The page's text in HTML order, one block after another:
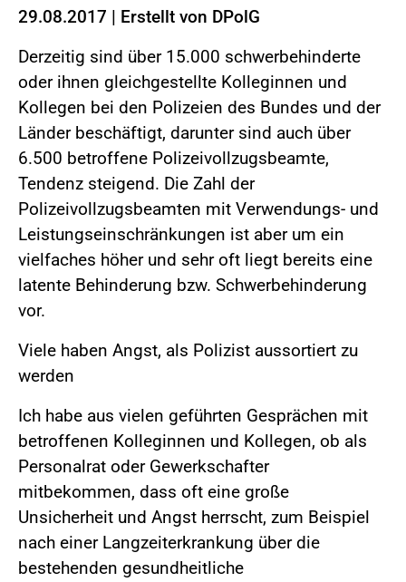
29.08.2017 | Erstellt von DPolG
Derzeitig sind über 15.000 schwerbehinderte
oder ihnen gleichgestellte Kolleginnen und
Kollegen bei den Polizeien des Bundes und der
Länder beschäftigt, darunter sind auch über
6.500 betroffene Polizeivollzugsbeamte,
Tendenz steigend. Die Zahl der
Polizeivollzugsbeamten mit Verwendungs- und
Leistungseinschränkungen ist aber um ein
vielfaches höher und sehr oft liegt bereits eine
latente Behinderung bzw. Schwerbehinderung
vor.
Viele haben Angst, als Polizist aussortiert zu
werden
Ich habe aus vielen geführten Gesprächen mit
betroffenen Kolleginnen und Kollegen, ob als
Personalrat oder Gewerkschafter
mitbekommen, dass oft eine große
Unsicherheit und Angst herrscht, zum Beispiel
nach einer Langzeiterkrankung über die
bestehenden gesundheitliche